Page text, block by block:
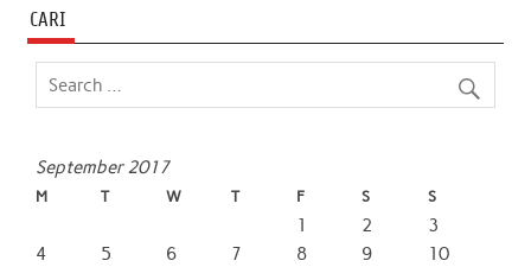
CARI
September 2017
M T W T F S S
1 2
3
4
5 6 7 8 9
10